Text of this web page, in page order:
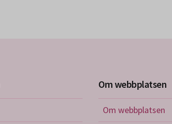
Om webbplatsen
Om webbplatsen